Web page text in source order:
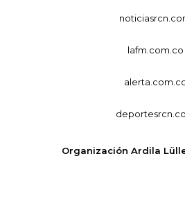
lafm.com.co
Organización Ardila